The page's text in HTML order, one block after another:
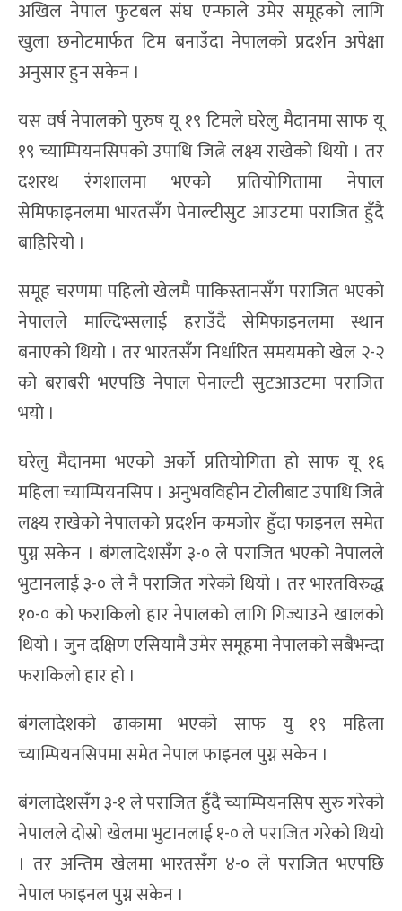
अखिल नेपाल फुटबल संघ एन्फाले उमेर समूहको लागि
खुला छनोटमार्फत टिम बनाउँदा नेपालको प्रदर्शन अपेक्षा
अनुसार हुन सकेन ।
यस वर्ष नेपालको पुरुष यू १९ टिमले घरेलु मैदानमा साफ यू
१९ च्याम्पियनसिपको उपाधि जित्ने लक्ष्य राखेको थियो । तर
दशरथ रंगशालमा भएको प्रतियोगितामा नेपाल
सेमिफाइनलमा भारतसँग पेनाल्टीसुट आउटमा पराजित हुँदै
बाहिरियो ।
समूह चरणमा पहिलो खेलमै पाकिस्तानसँग पराजित भएको
नेपालले माल्दिभ्सलाई हराउँदै सेमिफाइनलमा स्थान
बनाएको थियो । तर भारतसँग निर्धारित समयमको खेल २-२
को बराबरी भएपछि नेपाल पेनाल्टी सुटआउटमा पराजित
भयो ।
घरेलु मैदानमा भएको अर्को प्रतियोगिता हो साफ यू १६
महिला च्याम्पियनसिप । अनुभवविहीन टोलीबाट उपाधि जित्ने
लक्ष्य राखेको नेपालको प्रदर्शन कमजोर हुँदा फाइनल समेत
पुग्न सकेन । बंगलादेशसँग ३-० ले पराजित भएको नेपालले
भुटानलाई ३-० ले नै पराजित गरेको थियो । तर भारतविरुद्ध
१०-० को फराकिलो हार नेपालको लागि गिज्याउने खालको
थियो । जुन दक्षिण एसियामै उमेर समूहमा नेपालको सबैभन्दा
फराकिलो हार हो ।
बंगलादेशको ढाकामा भएको साफ यु १९ महिला
च्याम्पियनसिपमा समेत नेपाल फाइनल पुग्न सकेन ।
बंगलादेशसँग ३-१ ले पराजित हुँदै च्याम्पियनसिप सुरु गरेको
नेपालले दोस्रो खेलमा भुटानलाई १-० ले पराजित गरेको थियो
। तर अन्तिम खेलमा भारतसँग ४-० ले पराजित भएपछि
नेपाल फाइनल पुग्न सकेन ।